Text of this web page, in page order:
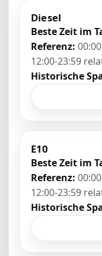
Diesel
Beste Zeit im
Referenz:
12:00-23:59
Historische
E10
Beste Zeit im
Referenz:
12:00-23:59
Historische